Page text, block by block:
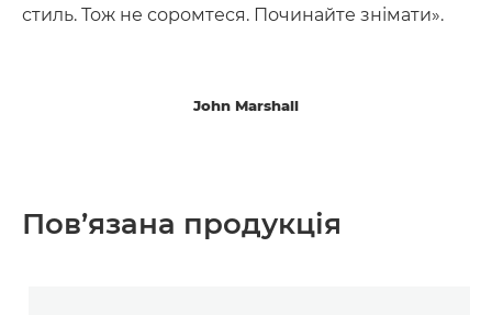
стиль. Тож не соромтеся. Починайте знімати».
John Marshall
Пов’язана продукція